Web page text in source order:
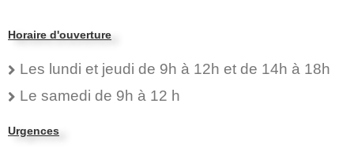
Horaire d'ouverture
Les lundi et jeudi de 9h à 12h et de 14h à 18h
Le samedi de 9h à 12 h
Urgences